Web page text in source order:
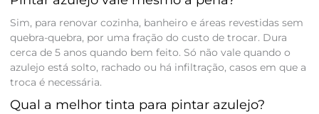
Sim, para renovar cozinha, banheiro e áreas revestidas sem
quebra-quebra, por uma fração do custo de trocar. Dura
cerca de 5 anos quando bem feito. Só não vale quando o
azulejo está solto, rachado ou há infiltração, casos em que a
troca é necessária.
Qual a melhor tinta para pintar azulejo?